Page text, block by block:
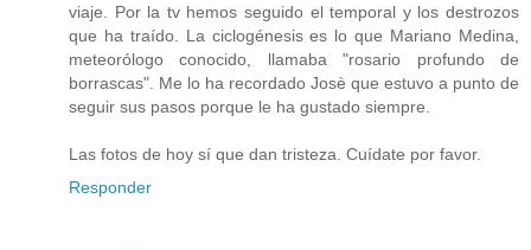
viaje. Por la tv hemos seguido el temporal y los destrozos
que ha traído. La ciclogénesis es lo que Mariano Medina,
meteorólogo conocido, llamaba "rosario profundo de
borrascas". Me lo ha recordado Josè que estuvo a punto de
seguir sus pasos porque le ha gustado siempre.
Las fotos de hoy sí que dan tristeza. Cuídate por favor.
Responder